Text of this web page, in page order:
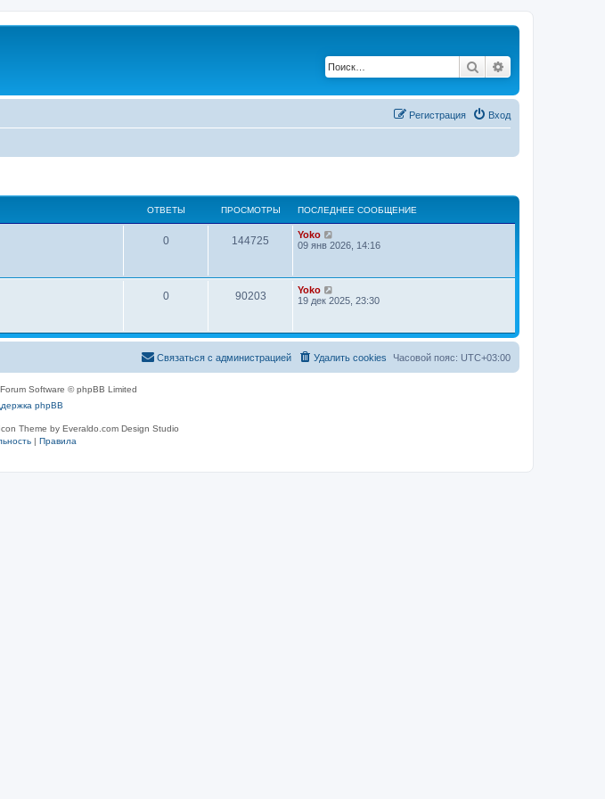
Поиск
Вход
Регистрация
ОТВЕТЫ ПРОСМОТРЫ ПОСЛЕДНЕЕ СООБЩЕНИЕ
0 144725
Yoko
09 янв 2026, 14:16
0 90203
Yoko
19 дек 2025, 23:30
Часовой пояс: UTC+03:00
Удалить cookies
Связаться с администрацией
Software © phpBB Limited
phpBB
Theme by Everaldo.com Design Studio
| Правила